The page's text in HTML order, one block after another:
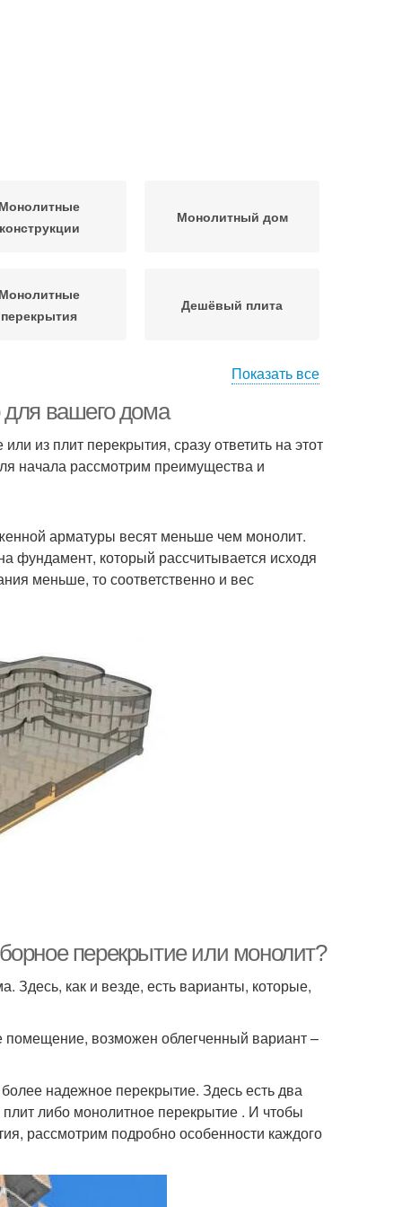
Монолитный дом
перекрытия
Дешёвый плита
плитой
Фундамент с
монолитной плитой
Показать все
вашего дома
из плит перекрытия, сразу ответить на этот
начала рассмотрим преимущества и
арматуры весят меньше чем монолит.
фундамент, который рассчитывается исходя
меньше, то соответственно и вес
перекрытие или монолит?
как и везде, есть варианты, которые,
возможен облегченный вариант –
надежное перекрытие. Здесь есть два
либо монолитное перекрытие . И чтобы
рассмотрим подробно особенности каждого